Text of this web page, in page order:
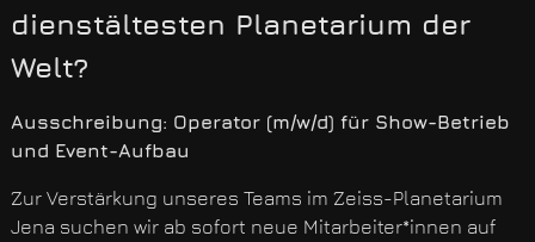
dienstältesten Planetarium der
Welt?
Ausschreibung: Operator (m/w/d) für Show-Betrieb
und Event-Aufbau
Zur Verstärkung unseres Teams im Zeiss-Planetarium
Jena suchen wir ab sofort neue Mitarbeiter*innen auf